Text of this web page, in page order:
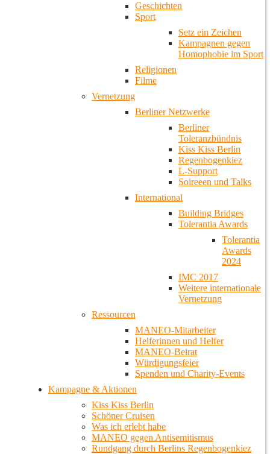
Geschichten
Sport
Setz ein Zeichen
Kampagnen gegen
Homophobie im Sport
Religionen
Filme
Vernetzung
Berliner Netzwerke
Berliner
Toleranzbündnis
Kiss Kiss Berlin
Regenbogenkiez
L-Support
Soireeen und Talks
International
Building Bridges
Tolerantia Awards
Tolerantia
Awards
2024
IMC 2017
Weitere internationale
Vernetzung
Ressourcen
MANEO-Mitarbeiter
Helferinnen und Helfer
MANEO-Beirat
Würdigungsfeier
Spenden und Charity-Events
Kampagne & Aktionen
Kiss Kiss Berlin
Schöner Cruisen
Was ich erlebt habe
MANEO gegen Antisemitismus
Rundgang durch Berlins Regenbogenkiez